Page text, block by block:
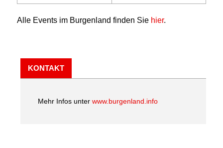
Alle Events im Burgenland finden Sie hier.
KONTAKT
Mehr Infos unter www.burgenland.info